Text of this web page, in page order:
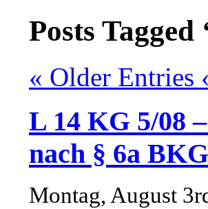
Posts Tagged
« Older Entries
L 14 KG 5/08
nach § 6a
Montag, August